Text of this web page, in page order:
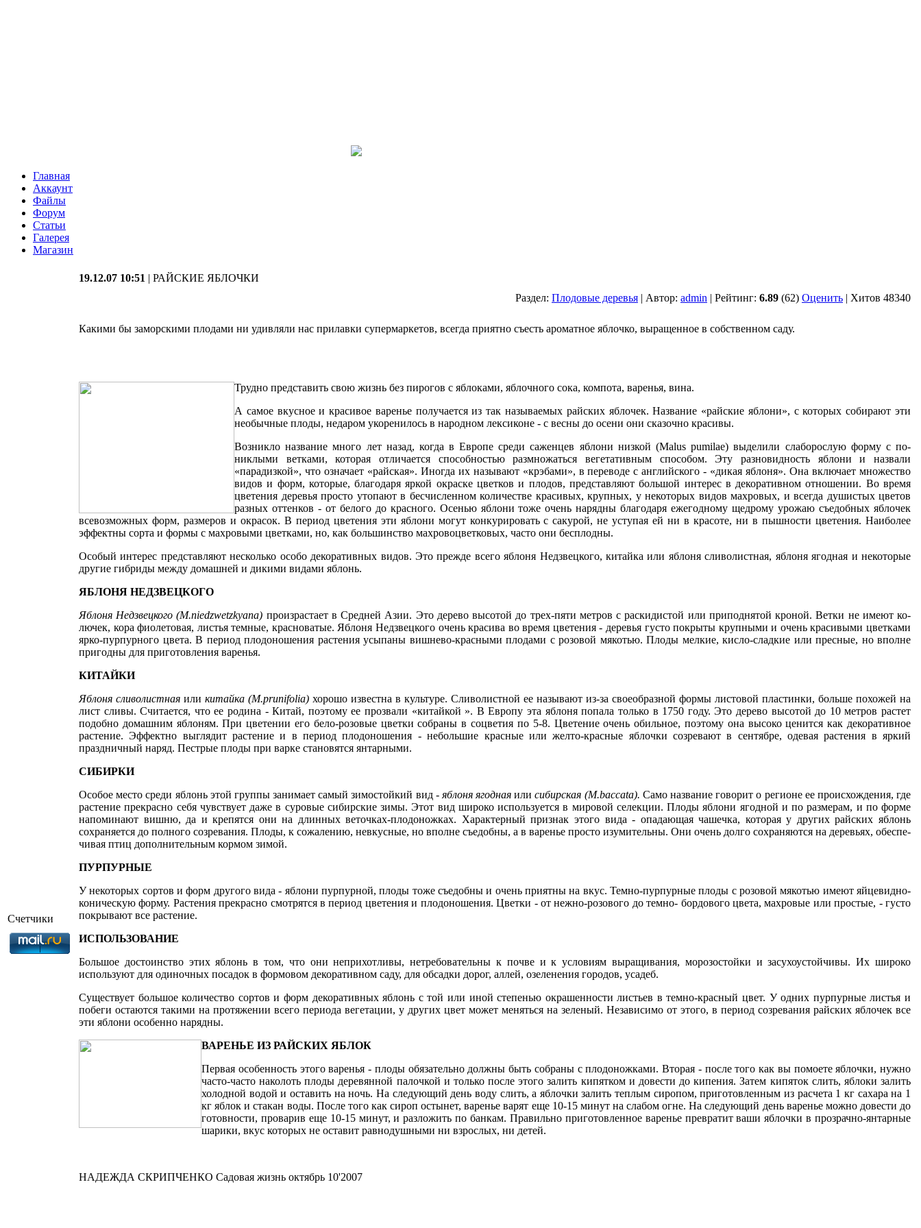
Главная
Аккаунт
Файлы
Форум
Статьи
Галерея
Магазин
Счетчики
19.12.07 10:51 | РАЙСКИЕ ЯБЛОЧКИ
Раздел: Плодовые деревья | Автор: admin | Рейтинг: 6.89 (62) Оценить | Хитов 48340
Какими бы заморскими плодами ни удивляли нас прилавки супермаркетов, всегда приятно съесть ароматное яблочко, выращенное в собственном саду.
Трудно представить свою жизнь без пирогов с яблоками, яблочно­го сока, компота, варенья, вина.
А самое вкусное и красивое варе­нье получается из так называемых райских яблочек. Название «райские яблони», с которых собирают эти
нео­бычные плоды, недаром укоренилось в народном лексиконе - с весны до осени они сказочно красивы.
Возникло название много лет на­зад, когда в Европе среди саженцев яблони низкой (Malus pumilae) вы­делили слаборослую форму с по­
никлыми ветками, которая отлича­ется способностью размножаться вегетативным способом. Эту раз­новидность яблони и назвали
«парадизкой», что означает «райская». Иногда их называют «крэбами», в пе­реводе с английского - «дикая ябло­ня». Она включает множество
видов и форм, которые, благодаря яркой окраске цветков и плодов, представ­ляют большой интерес в декоратив­ном отношении. Во время
цветения деревья просто утопают в бесчислен­ном количестве красивых, крупных, у некоторых видов махровых, и всег­да душистых цветов
разных оттен­ков - от белого до красного. Осенью яблони тоже очень нарядны благо­даря ежегодному щедрому урожаю съедобных яблочек
всевозможных форм, размеров и окрасок. В пери­од цветения эти яблони могут конку­рировать с сакурой, не уступая ей ни в красоте, ни в пышности цветения. Наиболее
эффектны сорта и формы с махровыми цветками, но, как большинство махровоцветковых, часто они бесплодны.
Особый интерес представляют не­сколько особо декоративных видов. Это прежде всего яблоня Недзвецкого, китайка или яблоня сливолистная, яблоня ягодная и некоторые
другие гибриды между домашней и дикими видами яблонь.
ЯБЛОНЯ НЕДЗВЕЦКОГО
Яблоня Недзвецкого (M.niedzwetzkyana) произрастает в Средней Азии. Это дерево высотой до трех-пяти ме­тров с раскидистой или припод­нятой кроной. Ветки не имеют ко­
лючек, кора фиолетовая, листья темные, красноватые. Яблоня Нед­звецкого очень красива во время цветения - деревья густо покрыты крупными и очень красивыми цветками
ярко-пурпурного цве­та. В период плодоно­шения растения усыпаны вишнево-красными плода­ми с розовой мякотью. Плоды мелкие, кисло-сладкие или пресные, но вполне
пригодны для приготов­ления варенья.
КИТАЙКИ
Яблоня сливолистная или китай­ка (M.prunifolia) хорошо известна в культуре. Сливолистной ее на­зывают из-за своео­бразной формы листовой пластинки, больше похо­жей на
лист сливы. Счита­ется, что ее родина - Китай, поэтому ее прозвали «ки­тайкой ». В Европу эта яблоня попала только в 1750 году. Это дерево высотой до 10 метров растет
подобно домаш­ним яблоням. При цве­тении его бело-розовые цветки собраны в соцве­тия по 5-8. Цветение очень обильное, поэтому она высоко ценится как декоративное
растение. Эффектно выглядит растение и в пе­риод плодоношения - небольшие красные или желто-красные яблоч­ки созревают в сентябре, одевая рас­тения в яркий
праздничный наряд. Пестрые плоды при варке становятся янтарными.
СИБИРКИ
Особое место среди яблонь этой груп­пы занимает самый зимостойкий вид - яблоня ягоднаяилисибирская (M.baccata). Само название говорит о регионе ее происхождения, где
рас­тение прекрасно себя чувствует даже в суровые сибирские зимы. Этот вид широко используется в мировой се­лекции. Плоды яблони ягодной и по размерам, и по форме
напоминают вишню, да и крепятся они на длинных веточках-плодоножках. Характер­ный признак этого вида - опадающая чашечка, которая у других райских яблонь
сохраняется до полного созре­вания. Плоды, к сожалению, невкус­ные, но вполне съедобны, а в варенье просто изумительны. Они очень дол­го сохраняются на деревьях, обеспе­
чивая птиц дополнительным кормом зимой.
ПУРПУРНЫЕ
У некоторых сортов и форм другого вида - яблони пурпурной, плоды тоже съедобны и очень приятны на вкус. Темно-пурпурные плоды с розо­вой мякотью имеют яйцевидно-
коническую форму. Растения прекрасно смо­трятся в период цвете­ния и плодоношения. Цветки - от нежно-розового до темно- бордового цвета, махровые или про­стые, - густо
покрывают все растение.
ИСПОЛЬЗОВАНИЕ
Большое достоинство этих яблонь в том, что они неприхотливы, нетре­бовательны к почве и к условиям вы­ращивания, морозостойки и засухо­устойчивы. Их широко
используют для одиночных посадок в формовом декоративном саду, для обсадки дорог, аллей, озеленения городов, усадеб.
Существует большое количество сор­тов и форм декоративных яблонь с той или иной степенью окрашенно­сти листьев в темно-красный цвет. У одних пурпурные листья и
побеги остаются такими на протяжении всего периода вегетации, у других цвет мо­жет меняться на зеленый. Независи­мо от этого, в период созревания рай­ских яблочек все
эти яблони особенно нарядны.
ВАРЕНЬЕ ИЗ РАЙСКИХ ЯБЛОК
Первая особенность этого варенья - плоды обязательно должны быть соб­раны с плодоножками. Вторая - после того как вы помоете яблочки, нужно
часто-часто наколоть плоды деревянной палочкой и только после этого за­лить кипятком и довести до кипения. Затем кипяток слить, яблоки залить
хо­лодной водой и оставить на ночь. На следующий день воду слить, а яблочки залить теплым сиропом, приготовленным из расчета 1 кг сахара на 1
кг яб­лок и стакан воды. После того как сироп остынет, варенье варят еще 10-15 минут на слабом огне. На следующий день варенье можно довести до
готов­ности, проварив еще 10-15 минут, и разложить по банкам. Правильно приго­товленное варенье превратит ваши яблочки в прозрачно-янтарные
шарики, вкус которых не оставит равнодушными ни взрослых, ни детей.
НАДЕЖДА СКРИПЧЕНКО Садовая жизнь октябрь 10'2007